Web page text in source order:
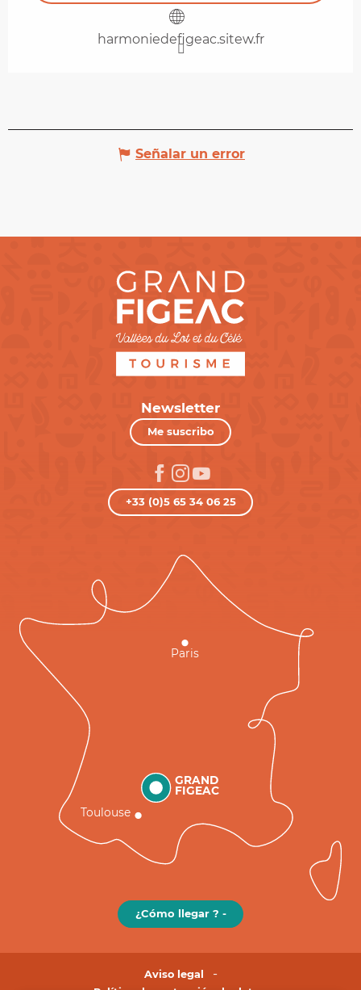
harmoniedefigeac.sitew.fr
Señalar un error
Newsletter
Me suscribo
+33 (0)5 65 34 06 25
GRAND
FIGEAC
Toulouse
Paris
¿Cómo llegar ? -
Aviso legal